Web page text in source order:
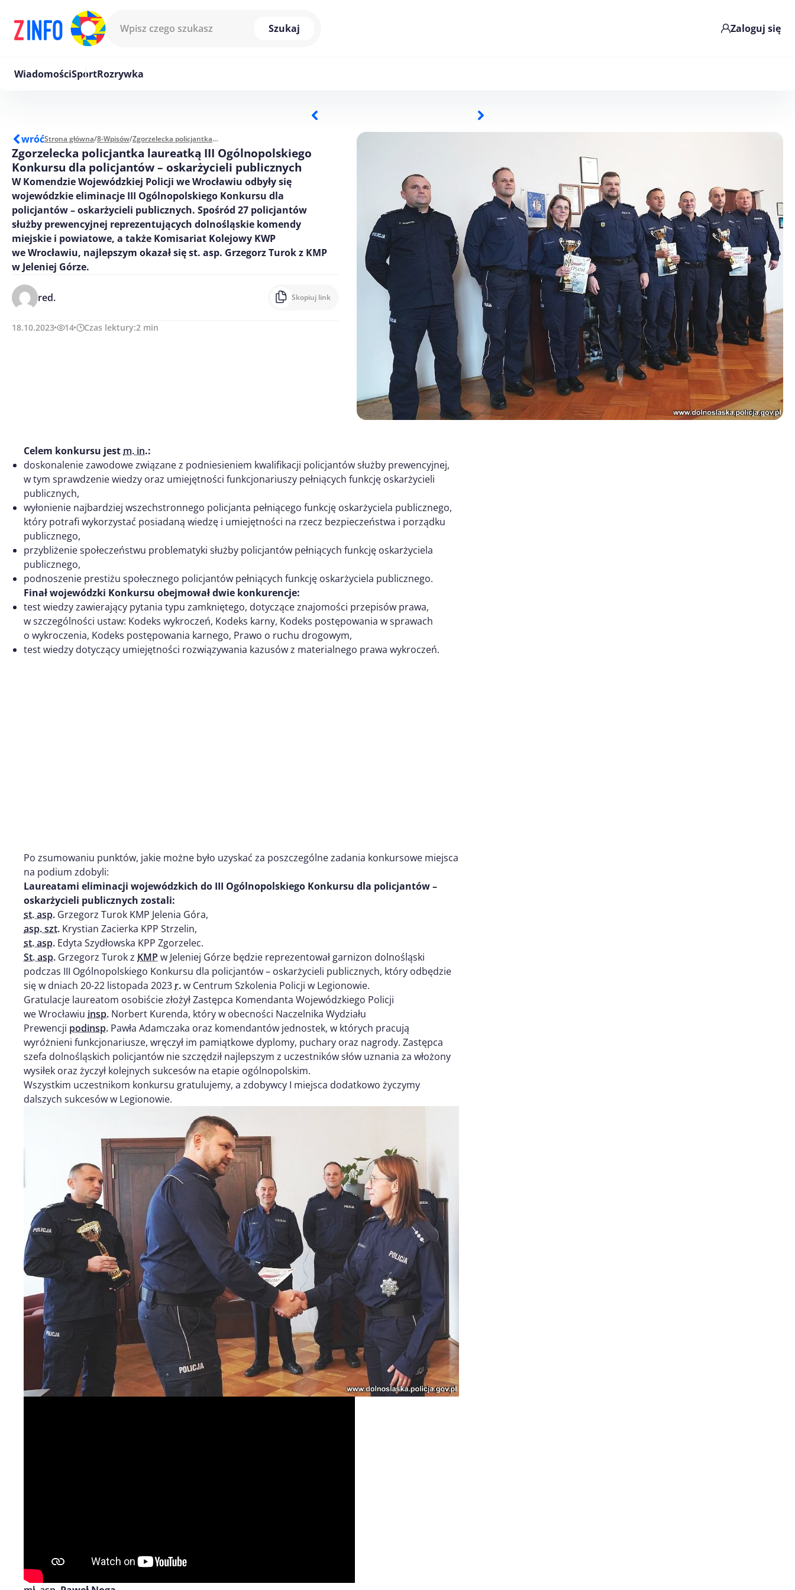
Szukaj
Zaloguj się
WiadomościSportRozrywka
wróćStrona główna/8-Wpisów/ Zgorzelecka policjantka laureatką III Ogólnopolskiego Konkursu dla policjantów – oskarżycieli publicznych
Zgorzelecka policjantka laureatką III Ogólnopolskiego
Konkursu dla policjantów – oskarżycieli publicznych
W Komendzie Wojewódzkiej Policji we Wrocławiu odbyły się
wojewódzkie eliminacje III Ogólnopolskiego Konkursu dla
policjantów – oskarżycieli publicznych. Spośród 27 policjantów
służby prewencyjnej reprezentujących dolnośląskie komendy
miejskie i powiatowe, a także Komisariat Kolejowy KWP
we Wrocławiu, najlepszym okazał się st. asp. Grzegorz Turok z KMP
w Jeleniej Górze.
red. Skopiuj link
18.10.2023 14 Czas lektury:2 min
Celem konkursu jest m. in.:
doskonalenie zawodowe związane z podniesieniem kwalifikacji policjantów służby prewencyjnej,
w tym sprawdzenie wiedzy oraz umiejętności funkcjonariuszy pełniących funkcję oskarżycieli
publicznych,
wyłonienie najbardziej wszechstronnego policjanta pełniącego funkcję oskarżyciela publicznego,
który potrafi wykorzystać posiadaną wiedzę i umiejętności na rzecz bezpieczeństwa i porządku
publicznego,
przybliżenie społeczeństwu problematyki służby policjantów pełniących funkcję oskarżyciela
publicznego,
podnoszenie prestiżu społecznego policjantów pełniących funkcję oskarżyciela publicznego.
Finał wojewódzki Konkursu obejmował dwie konkurencje:
test wiedzy zawierający pytania typu zamkniętego, dotyczące znajomości przepisów prawa,
w szczególności ustaw: Kodeks wykroczeń, Kodeks karny, Kodeks postępowania w sprawach
o wykroczenia, Kodeks postępowania karnego, Prawo o ruchu drogowym,
test wiedzy dotyczący umiejętności rozwiązywania kazusów z materialnego prawa wykroczeń.
Po zsumowaniu punktów, jakie możne było uzyskać za poszczególne zadania konkursowe miejsca
na podium zdobyli:
Laureatami eliminacji wojewódzkich do III Ogólnopolskiego Konkursu dla policjantów –
oskarżycieli publicznych zostali:
st. asp. Grzegorz Turok KMP Jelenia Góra,
asp. szt. Krystian Zacierka KPP Strzelin,
st. asp. Edyta Szydłowska KPP Zgorzelec.
St. asp. Grzegorz Turok z KMP w Jeleniej Górze będzie reprezentował garnizon dolnośląski
podczas III Ogólnopolskiego Konkursu dla policjantów – oskarżycieli publicznych, który odbędzie
się w dniach 20-22 listopada 2023 r.w Centrum Szkolenia Policji w Legionowie.
Gratulacje laureatom osobiście złożył Zastępca Komendanta Wojewódzkiego Policji
we Wrocławiu insp. Norbert Kurenda, który w obecności Naczelnika Wydziału
Prewencji podinsp. Pawła Adamczaka oraz komendantów jednostek, w których pracują
wyróżnieni funkcjonariusze, wręczył im pamiątkowe dyplomy, puchary oraz nagrody. Zastępca
szefa dolnośląskich policjantów nie szczędził najlepszym z uczestników słów uznania za włożony
wysiłek oraz życzył kolejnych sukcesów na etapie ogólnopolskim.
Wszystkim uczestnikom konkursu gratulujemy, a zdobywcy I miejsca dodatkowo życzymy
dalszych sukcesów w Legionowie.